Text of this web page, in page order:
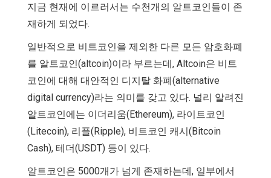
지금 현재에 이르러서는 수천개의 알트코인들이 존
재하게 되었다.
일반적으로 비트코인을 제외한 다른 모든 암호화폐
를 알트코인(altcoin)이라 부르는데, Altcoin은 비트
코인에 대해 대안적인 디지탈 화폐(alternative
digital currency)라는 의미를 갖고 있다. 널리 알려진
알트코인에는 이더리움(Ethereum), 라이트코인
(Litecoin), 리플(Ripple), 비트코인 캐시(Bitcoin
Cash), 테더(USDT) 등이 있다.
알트코인은 5000개가 넘게 존재하는데, 일부에서